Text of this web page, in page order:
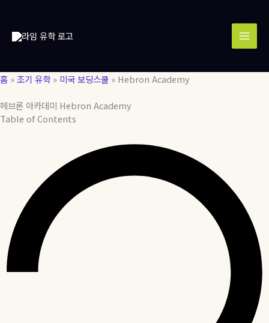
너
기
홈 »조기 유학 » 미국 보딩스쿨 » Hebron Academy
헤브론 아카데미 Hebron Academy
Table of Contents